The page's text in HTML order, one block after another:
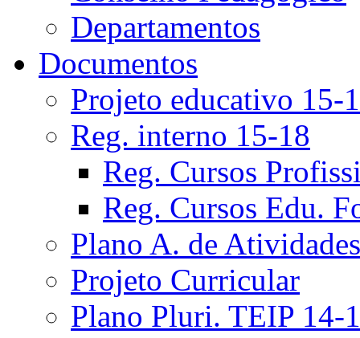
Departamentos
Documentos
Projeto educativo 15-
Reg. interno 15-18
Reg. Cursos
Reg. Cursos Edu.
Plano A. de Atividades
Projeto Curricular
Plano Pluri. TEIP 14-